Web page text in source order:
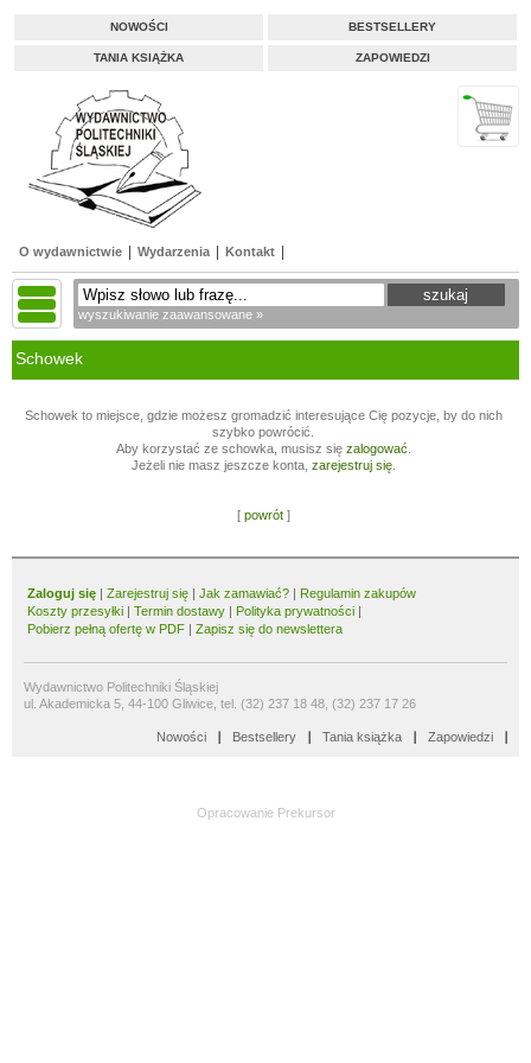
NOWOŚCI BESTSELLERY
TANIA KSIĄŻKA ZAPOWIEDZI
O wydawnictwie Wydarzenia Kontakt
wyszukiwanie zaawansowane »
Schowek
Schowek to miejsce, gdzie możesz gromadzić interesujące Cię pozycje, by do nich
szybko powrócić.
Aby korzystać ze schowka, musisz się zalogować
Jeżeli nie masz jeszcze konta, zarejestruj się.
[ powrót]
Zaloguj się | Zarejestruj się | Jak zamawiać? | Regulamin zakupów
Koszty przesyłki | Termin dostawy | Polityka prywatności |
Pobierz pełną ofertę w PDF | Zapisz się do newslettera
Wydawnictwo Politechniki Śląskiej
ul. Akademicka 5, 44-100 Gliwice, tel. (32) 237 18 48, (32) 237 17 26
Nowości Bestsellery Tania książka Zapowiedzi
Opracowanie Prekursor